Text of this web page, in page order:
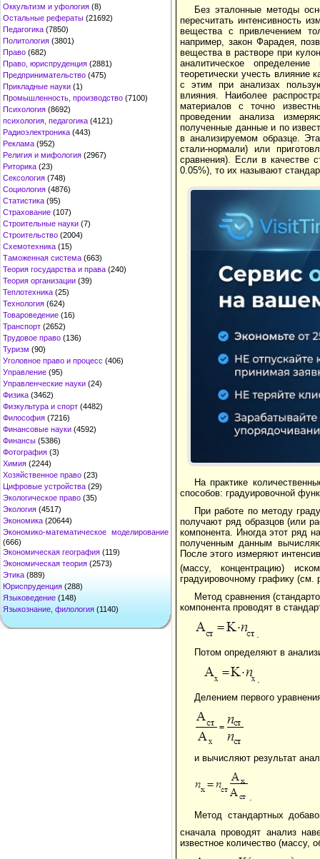
Оккультизм и уфология (8)
Остальные рефераты (21692)
Педагогика (7850)
Политология (3801)
Право (682)
Право, юриспруденция (2881)
Предпринимательство (475)
Прикладные науки (1)
Промышленность, производство (7100)
Психология (8692)
психология, педагогика (4121)
Радиоэлектроника (443)
Реклама (952)
Религия и мифология (2967)
Риторика (23)
Сексология (748)
Социология (4876)
Статистика (95)
Страхование (107)
Строительные науки (7)
Строительство (2004)
Схемотехника (15)
Таможенная система (663)
Теория государства и права (240)
Теория организации (39)
Теплотехника (25)
Технология (624)
Товароведение (16)
Транспорт (2652)
Трудовое право (136)
Туризм (90)
Уголовное право и процесс (406)
Управление (95)
Управленческие науки (24)
Физика (3462)
Физкультура и спорт (4482)
Философия (7216)
Финансовые науки (4592)
Финансы (5386)
Фотография (3)
Химия (2244)
Хозяйственное право (23)
Цифровые устройства (29)
Экологическое право (35)
Экология (4517)
Экономика (20644)
Экономико-математическое моделирование
(666)
Экономическая география (119)
Экономическая теория (2573)
Этика (889)
Юриспруденция (288)
Языковедение (148)
Языкознание, филология (1140)
Без эталонные методы
пересчитать интенсивность
вещества с привлечением
например, закон Фарадея,
вещества в растворе при
аналитическое
теоретически учесть влияние
с этим при анализах
влияния. Наиболее
материалов с точно
проведении анализа
полученные данные и по
в анализируемом образце.
стали-нормали) или
сравнения). Если в качестве
0.05%), то их называют
На практике
способов: градуировочной
При работе по методу
получают ряд образцов (или
компонента. Иногда этот ряд
полученным данным
После этого измеряют
(массу, концентрацию)
градуировочному графику (см.
Метод сравнения
компонента проводят в
Потом определяют в
Делением первого
и вычисляют результат
Метод стандартных
сначала проводят анализ
известное количество (массу,